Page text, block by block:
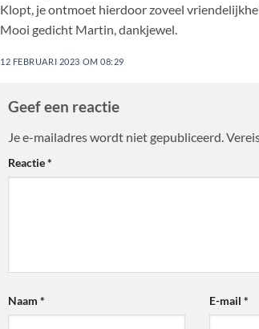
Klopt, je ontmoet hierdoor zoveel
Mooi gedicht Martin, dankjewel.
12 FEBRUARI 2023 OM 08:29
Geef een reactie
Je e-mailadres wordt niet gepubliceerd.
Reactie*
Naam * E-mail *